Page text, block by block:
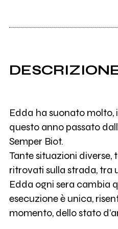
Edda ha suonato molto,
questo anno passato
Semper Biot.
Tante situazioni
ritrovati sulla strada, tra
Edda ogni sera cambia
esecuzione è unica,
momento, dello stato